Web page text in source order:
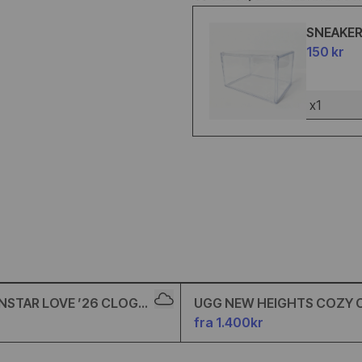
150 kr
x1
LOVE ’26 CLOG
UGG NEW HEIGHTS COZY
CHESTNUT
fra 1.400kr